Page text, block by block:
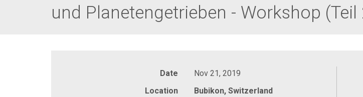
und Planetengetrieben - Workshop
Date
Nov 21, 2019
Location
Bubikon, Switzerland